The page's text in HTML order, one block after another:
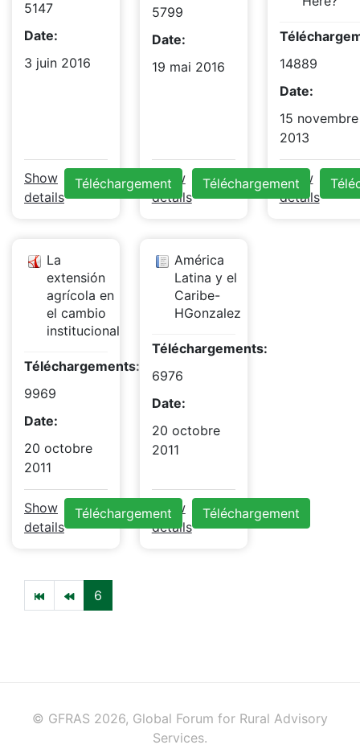
5147
Date:
3 juin 2016
Show
details
Téléchargement
5799
Date:
19 mai 2016
Show
details
Téléchargement
14889
Date:
15 novembre
2013
Show
details
La
extensión
agrícola en
el cambio
institucional
Téléchargements:
9969
Date:
20 octobre
2011
Show
details
Téléchargement
América
Latina y el
Caribe-
HGonzalez
Téléchargements:
6976
Date:
20 octobre
2011
Show
details
Téléchargement
6
© GFRAS 2026, Global Forum for Rural Advisory
Services.